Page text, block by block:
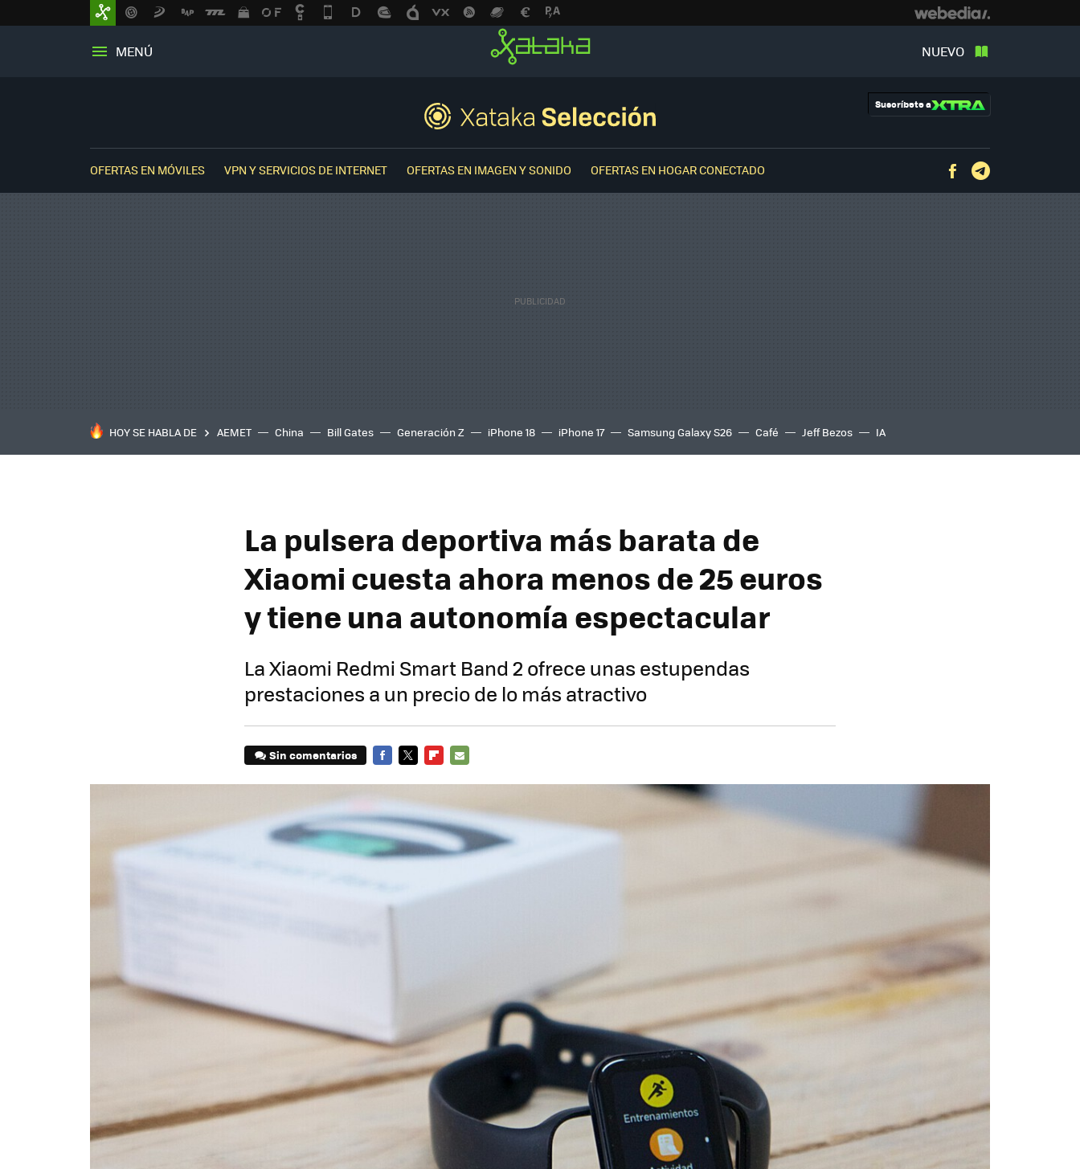
MENÚ NUEVO
Suscríbete a
OFERTAS EN MÓVILES VPN Y SERVICIOS DE INTERNET OFERTAS EN IMAGEN Y SONIDO OFERTAS EN HOGAR CONECTADO Facebook
HOY SE HABLA DE AEMET China Bill Gates Generación Z iPhone 18 iPhone 17 Samsung Galaxy S26 Café Jeff Bezos IA
La pulsera deportiva más barata de
Xiaomi cuesta ahora menos de 25 euros
y tiene una autonomía espectacular
La Xiaomi Redmi Smart Band 2 ofrece unas estupendas
prestaciones a un precio de lo más atractivo
Sin comentarios